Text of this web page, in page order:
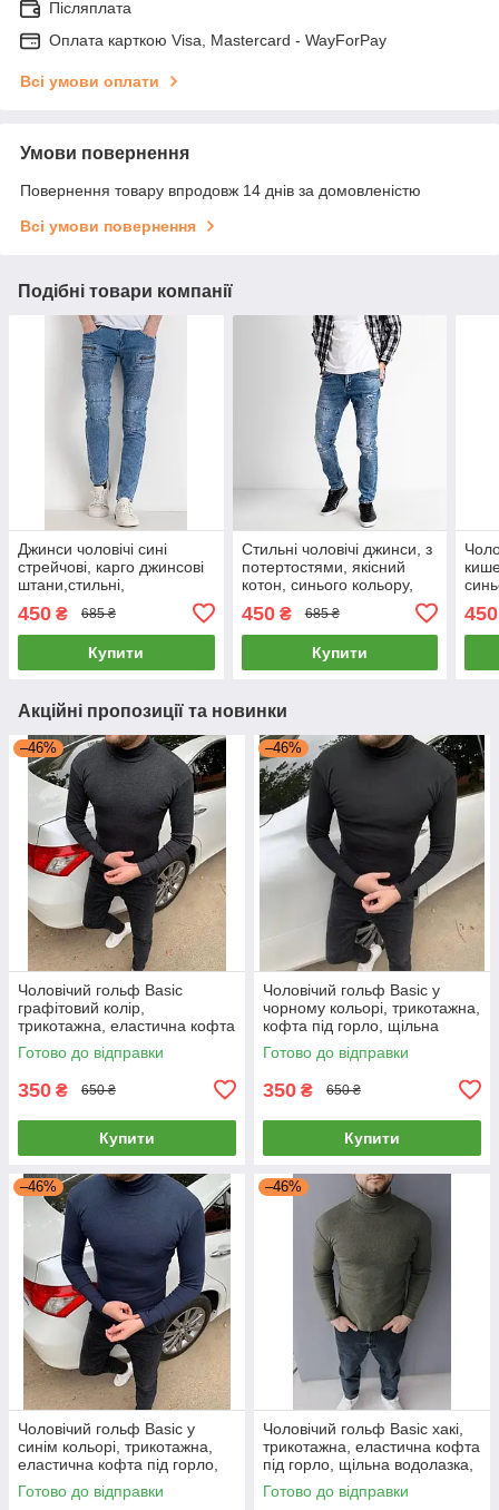
Післяплата
Оплата карткою Visa, Mastercard - WayForPay
Всі умови оплати
Умови повернення
Повернення товару впродовж 14 днів за домовленістю
Всі умови повернення
Подібні товари компанії
Джинси чоловічі сині
стрейчові, карго джинсові
штани,стильні,
450 ₴ 685 ₴
Купити
Стильні чоловічі джинси, з
потертостями, якісний
котон, синього кольору,
450₴ 685 ₴
Купити
450
Акційні пропозиції та новинки
–46%
Чоловічий гольф Basic
графітовий колір,
трикотажна, еластична кофта
під горло, щільна водолазка,
розмір S-3XL
Готово до відправки
350 ₴ 650 ₴
Купити
–46%
Чоловічий гольф Basic у
чорному кольорі, трикотажна,
кофта під горло, щільна
водолазка, розмір S-3XL
Готово до відправки
350 ₴ 650 ₴
Купити
–46%
Чоловічий гольф Basic у
синім кольорі, трикотажна,
еластична кофта під горло,
щільна водолазка, розмір S-
3XL
Готово до відправки
–46%
Чоловічий гольф Basic хакі,
трикотажна, еластична кофта
під горло, щільна водолазка,
S, 5XL
Готово до відправки